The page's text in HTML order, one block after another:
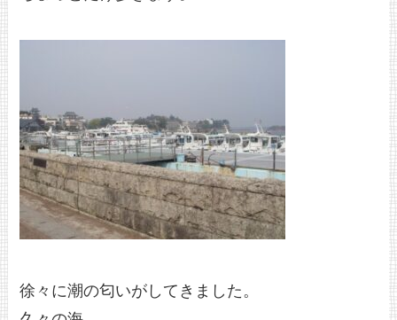
徐々に潮の匂いがしてきました。